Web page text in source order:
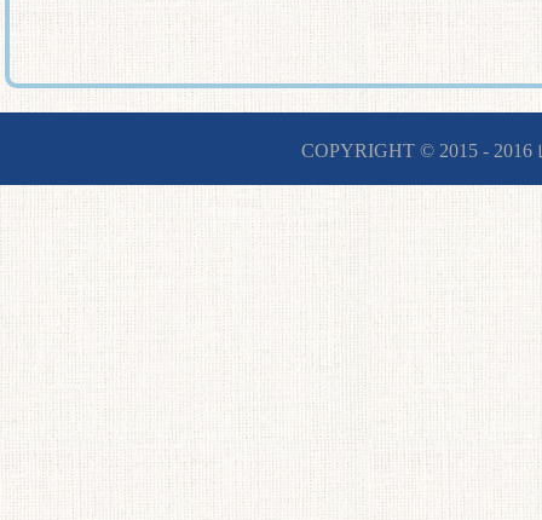
COPYRIGHT © 2015 -